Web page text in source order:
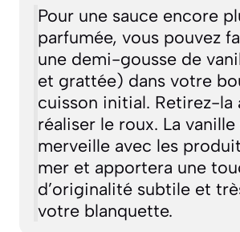
Pour une sauce encore
parfumée, vous pouvez
une demi-gousse de
et grattée) dans votre
cuisson initial. Retirez-la
réaliser le roux. La
merveille avec les
mer et apportera une
d’originalité subtile et
votre blanquette.